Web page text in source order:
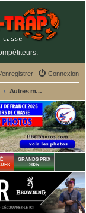
Connexion
Autres matériels stands de ball-trap
GRANDS PRIX
2026